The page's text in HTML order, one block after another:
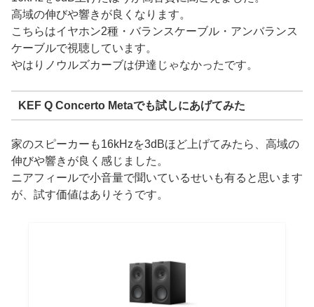
高域の伸びや響きが良くなります。
こちらはイヤホン2種・バランスケーブル・アンバランス
ケーブルで視聴しています。
やはりノウルズカーブは伊達じゃなかったです。
KEF Q Concerto Metaでも試しにあげてみた
家のスピーカーも16kHzを3dBほど上げてみたら、高域の
伸びや響きが良く感じました。
ニアフィールで小音量で聞いているせいも有ると思います
が、試す価値はありそうです。